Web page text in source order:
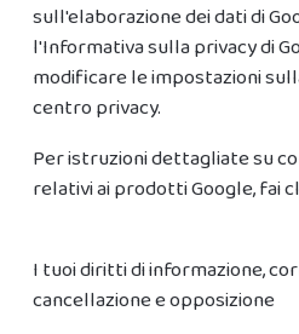
sull'elaborazione dei dati di
l'Informativa sullaprivacy di
modificare le impostazioni
centro privacy.
Per istruzioni dettagliate su
relativi ai prodotti Google,fai
I tuoi diritti di informazione,
cancellazione e opposizione